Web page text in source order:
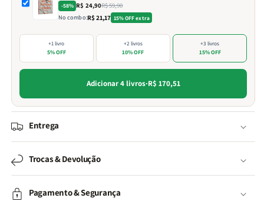
-58% R$ 24,90R$ 59,90
No combo:R$ 21,17 15% OFF extra
+1 livro
5% OFF
+2 livros
10% OFF
+3 livros
15% OFF
Adicionar 4 livros·R$ 170,51
Entrega
Trocas & Devolução
Pagamento & Segurança